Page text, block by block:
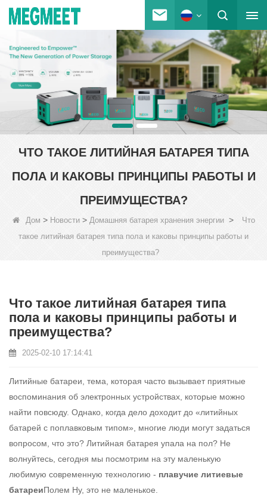
ЧТО ТАКОЕ ЛИТИЙНАЯ БАТАРЕЯ ТИПА
ПОЛА И КАКОВЫ ПРИНЦИПЫ РАБОТЫ И
ПРЕИМУЩЕСТВА?
Дом > Новости> Домашняя батарея хранения энергии>
Что
такое литийная батарея типа пола и каковы принципы работы и
преимущества?
Что такое литийная батарея типа
пола и каковы принципы работы и
преимущества?
2025-02-10 17:14:41
Литийные батареи, тема, которая часто вызывает приятные
воспоминания об электронных устройствах, которые можно
найти повсюду. Однако, когда дело доходит до «литийных
батарей с поплавковым типом», многие люди могут задаться
вопросом, что это? Литийная батарея упала на пол? Не
волнуйтесь, сегодня мы посмотрим на эту маленькую
любимую современную технологию - плавучие литиевые
батареиПолем Ну, это не маленькое.